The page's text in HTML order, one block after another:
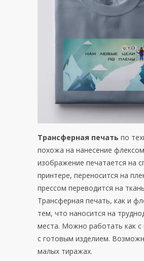
Трансферная печать по
похожа на нанесение
изображение печатается на
принтере, переносится на
прессом переводится на
Трансферная печать, как и
тем, что наносится на
места. Можно работать как с
с готовым изделием.
малых тиражах.